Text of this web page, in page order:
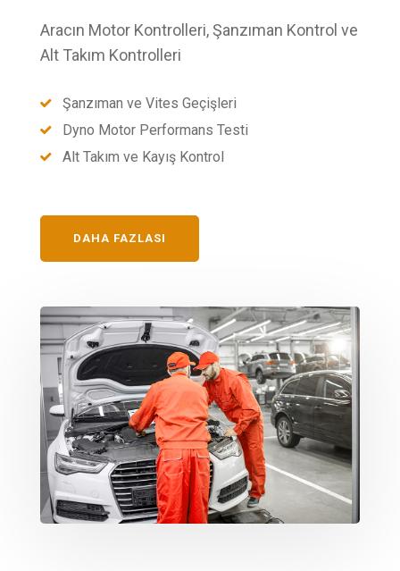
Aracın Motor Kontrolleri, Şanzıman Kontrol ve
Alt Takım Kontrolleri
Şanzıman ve Vites Geçişleri
Dyno Motor Performans Testi
Alt Takım ve Kayış Kontrol
DAHA FAZLASI